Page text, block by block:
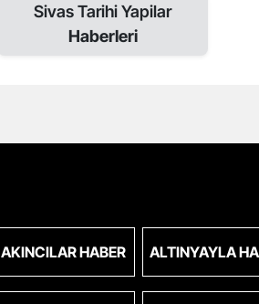
Sivas Tarihi Yapilar
Haberleri
AKINCILAR HABER ALTINYAYLA